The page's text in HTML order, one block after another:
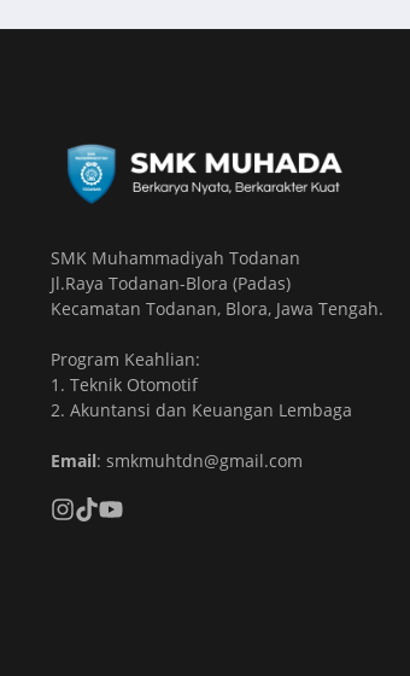
SMK Muhammadiyah Todanan
Jl.Raya Todanan-Blora (Padas)
Kecamatan Todanan, Blora, Jawa Tengah.
Program Keahlian:
1. Teknik Otomotif
2. Akuntansi dan Keuangan Lembaga
Email: smkmuhtdn@gmail.com